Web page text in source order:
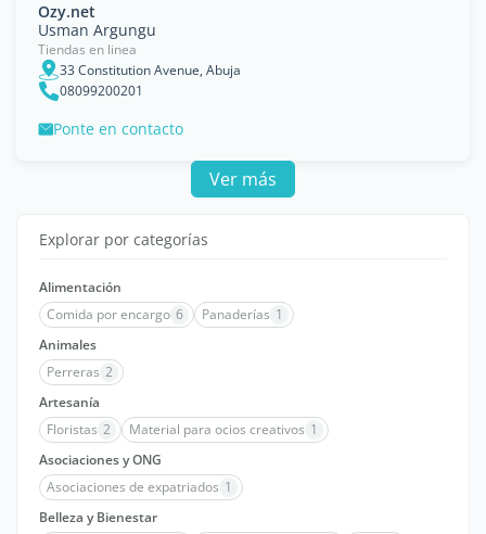
Ozy.net
Usman Argungu
Tiendas en linea
33 Constitution Avenue, Abuja
08099200201
Ponte en contacto
Ver más
Explorar por categorías
Alimentación
Comida por encargo 6 Panaderías 1
Animales
Perreras 2
Artesanía
Floristas 2 Material para ocios creativos 1
Asociaciones y ONG
Asociaciones de expatriados 1
Belleza y Bienestar